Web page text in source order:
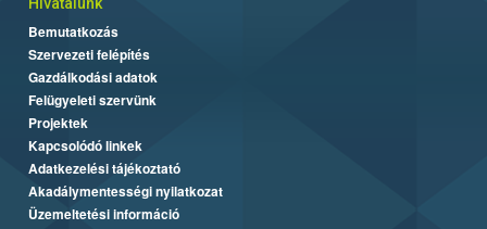
Hivatalunk
Bemutatkozás
Szervezeti felépítés
Gazdálkodási adatok
Felügyeleti szervünk
Projektek
Kapcsolódó linkek
Adatkezelési tájékoztató
Akadálymentességi nyilatkozat
Üzemeltetési információ